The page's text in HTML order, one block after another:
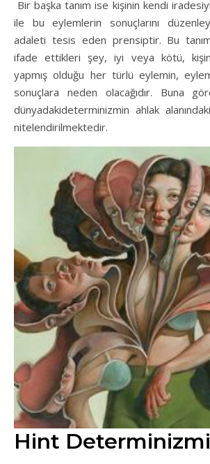
Bir başka tanım ise kişinin kendi
ile bu eylemlerin sonuçlarını
adaleti tesis eden prensiptir. Bu
ifade ettikleri şey, iyi veya kötü,
yapmış olduğu her türlü eylemin,
sonuçlara neden olacağıdır. Buna
dünyadakideterminizmin ahlak
nitelendirilmektedir.
Hint Determinizmi